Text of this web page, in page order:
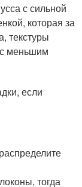
с сильной
которая за
текстуры
меньшим
если
тогда